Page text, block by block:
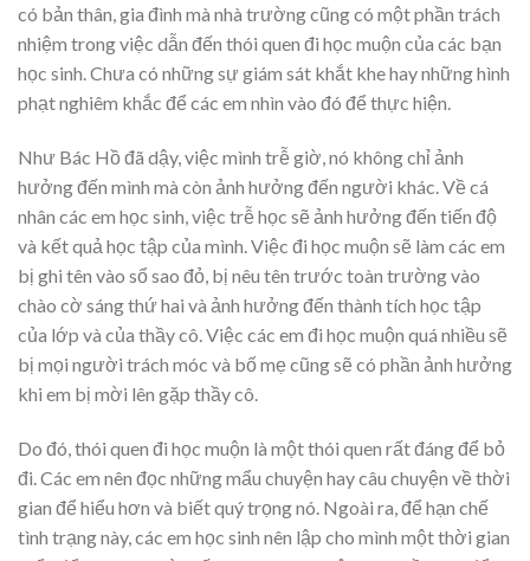
có bản thân, gia đình mà nhà trường cũng có một phần trách
nhiệm trong việc dẫn đến thói quen đi học muộn của các bạn
học sinh. Chưa có những sự giám sát khắt khe hay những hình
phạt nghiêm khắc để các em nhìn vào đó để thực hiện.
Như Bác Hồ đã dậy, việc mình trễ giờ, nó không chỉ ảnh
hưởng đến mình mà còn ảnh hưởng đến người khác. Về cá
nhân các em học sinh, việc trễ học sẽ ảnh hưởng đến tiến độ
và kết quả học tập của mình. Việc đi học muộn sẽ làm các em
bị ghi tên vào sổ sao đỏ, bị nêu tên trước toàn trường vào
chào cờ sáng thứ hai và ảnh hưởng đến thành tích học tập
của lớp và của thầy cô. Việc các em đi học muộn quá nhiều sẽ
bị mọi người trách móc và bố mẹ cũng sẽ có phần ảnh hưởng
khi em bị mời lên gặp thầy cô.
Do đó, thói quen đi học muộn là một thói quen rất đáng để bỏ
đi. Các em nên đọc những mẩu chuyện hay câu chuyện về thời
gian để hiểu hơn và biết quý trọng nó. Ngoài ra, để hạn chế
tình trạng này, các em học sinh nên lập cho mình một thời gian